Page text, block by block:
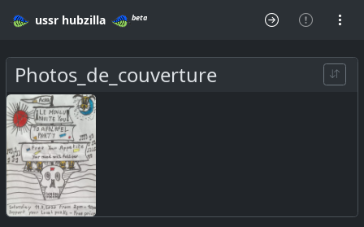
ussr hubzilla beta
Photos_de_couverture